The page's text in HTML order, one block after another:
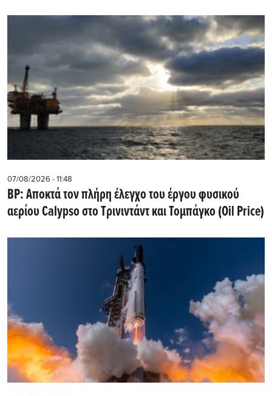
07/08/2026 - 11:48
BP: Αποκτά τον πλήρη έλεγχο του έργου φυσικού
αερίου Calypso στο Τρινιντάντ και Τομπάγκο (Oil Price)